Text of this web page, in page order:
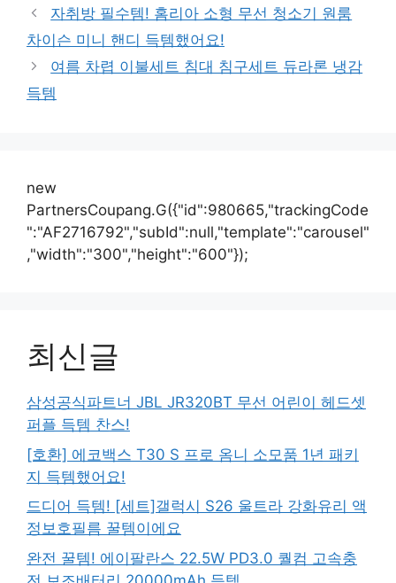
자취방 필수템! 홈리아 소형 무선 청소기 원룸
차이슨 미니 핸디 득템했어요!
여름 차렵 이불세트 침대 침구세트 듀라론 냉감
득템
new
PartnersCoupang.G({"id":980665,"trackingCode
":"AF2716792","subId":null,"template":"carousel"
,"width":"300","height":"600"});
최신글
삼성공식파트너 JBL JR320BT 무선 어린이 헤드셋
퍼플 득템 찬스!
[호환] 에코백스 T30 S 프로 옴니 소모품 1년 패키
지 득템했어요!
드디어 득템! [세트]갤럭시 S26 울트라 강화유리 액
정보호필름 꿀템이에요
완전 꿀템! 에이팔란스 22.5W PD3.0 퀄컴 고속충